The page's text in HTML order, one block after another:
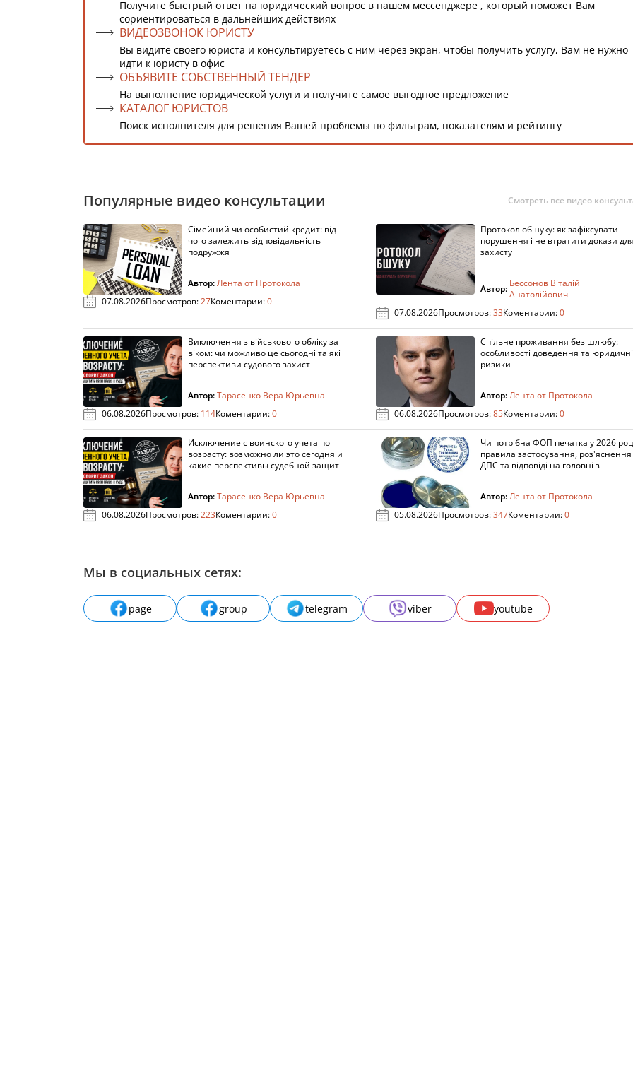
Получите быстрый ответ на юридический вопрос в нашем мессенджере , который поможет Вам
сориентироваться в дальнейших действиях
ВИДЕОЗВОНОК ЮРИСТУ
Вы видите своего юриста и консультируетесь с ним через экран, чтобы получить услугу, Вам не нужно
идти к юристу в офис
ОБЪЯВИТЕ СОБСТВЕННЫЙ ТЕНДЕР
На выполнение юридической услуги и получите самое выгодное предложение
КАТАЛОГ ЮРИСТОВ
Поиск исполнителя для решения Вашей проблемы по фильтрам, показателям и рейтингу
Популярные видео консультации Смотреть все видео
Сімейний чи особистий кредит: від
чого залежить відповідальність
подружжя
Автор:Лента от Протокола
07.08.2026Просмотров:27Коментарии:0
Протокол обшуку: як зафіксувати
порушення і не втратити докази для
захисту
Автор: Бессонов Віталій
Анатолійович
07.08.2026Просмотров:33Коментарии:0
Виключення з військового обліку за
віком: чи можливо це сьогодні та які
перспективи судового захист
Автор:Тарасенко Вера Юрьевна
06.08.2026Просмотров: 114Коментарии:0
Спільне проживання без шлюбу:
особливості доведення та юридичні
ризики
Автор:Лента от Протокола
06.08.2026Просмотров:85Коментарии:0
Исключение с воинского учета по
возрасту: возможно ли это сегодня и
какие перспективы судебной защит
Автор:Тарасенко Вера Юрьевна
06.08.2026Просмотров:223Коментарии:0
Чи потрібна ФОП печатка у 2026
правила застосування, роз'яснення
ДПС та відповіді на головні з
Автор:Лента от Протокола
05.08.2026Просмотров:347Коментарии:0
Мы в социальных сетях:
page group telegram viber youtube